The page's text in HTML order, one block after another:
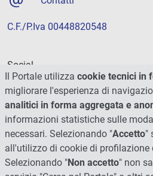
C.F./P.Iva 00448820548
Social
Il Portale utilizza cookie tecnici in
migliorare l'esperienza di
analitici in forma aggregata e
informazioni statistiche sulle
necessari. Selezionando "Accetto"
all'utilizzo di cookie di profilazione
Selezionando "Non accetto" non